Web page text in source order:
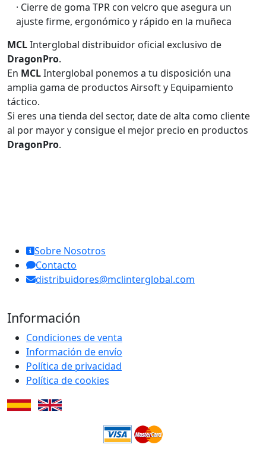
· Cierre de goma TPR con velcro que asegura un
ajuste firme, ergonómico y rápido en la muñeca
MCLInterglobal distribuidor oficial exclusivo de
DragonPro.
En MCLInterglobal ponemos a tu disposición una
amplia gama de productos Airsoft y Equipamiento
táctico.
Si eres una tienda del sector, date de alta como cliente
al por mayor y consigue el mejor precio en productos
DragonPro.
Sobre Nosotros
Contacto
distribuidores@mclinterglobal.com
Información
Condiciones de venta
Información de envío
Política de privacidad
Política de cookies